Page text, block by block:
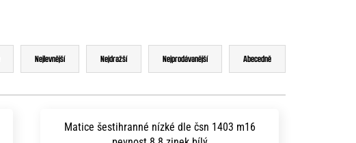
Nejlevnější Nejdražší Nejprodávanější Abecedně
Matice šestihranné nízké dle čsn 1403 m16